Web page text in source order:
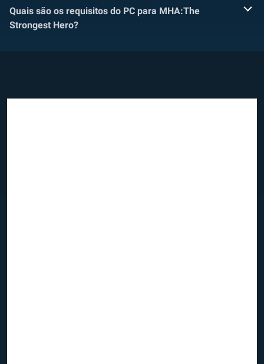
Quais são os requisitos do PC para MHA:The
Strongest Hero?